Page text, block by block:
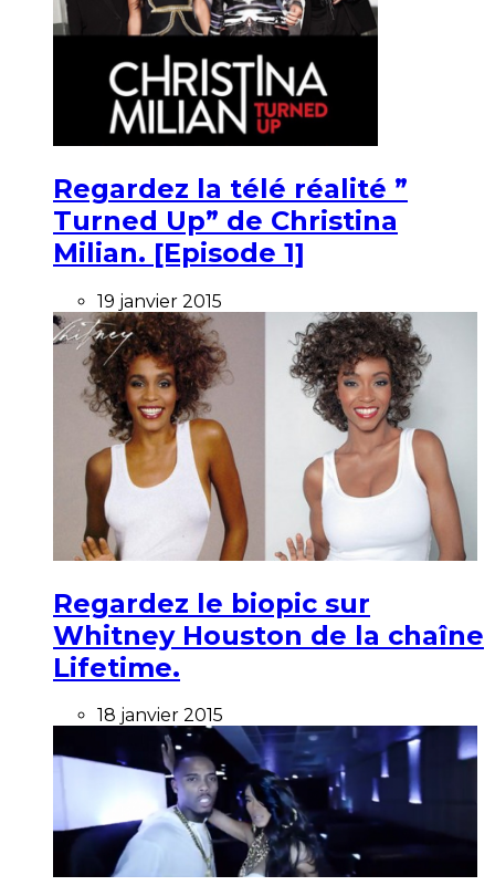
Regardez la télé réalité ”
Turned Up” de Christina
Milian. [Episode 1]
19 janvier 2015
Regardez le biopic sur
Whitney Houston de la chaîne
Lifetime.
18 janvier 2015